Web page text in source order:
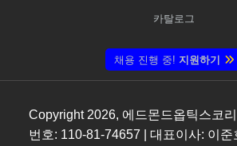
카탈로그
채용 진행 중! 지원하기
Copyright 2026, 에드몬드옵틱스코
번호: 110-81-74657 | 대표이사: 이준